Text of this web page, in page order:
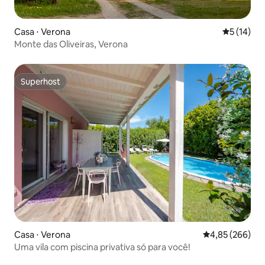
Casa ⋅ Verona 5 de uma
5 (14)
Monte das Oliveiras, Verona
Superhost
Superhost
Casa ⋅ Verona 4,85 de uma
4,85 (266)
Uma vila com piscina privativa só para você!